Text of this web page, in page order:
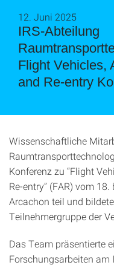
IRS-Abteilung
Flight Vehicles,
and Re-entry
12. Juni 2025
Wissenschaftliche
Konferenz zu “Flight
Re-entry” (FAR) vom
Arcachon teil und
Teilnehmergruppe der
Das Team präsentierte
Forschungsarbeiten